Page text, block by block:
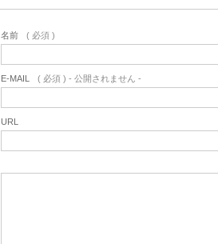
名前 ( 必須 )
E-MAIL ( 必須 ) - 公開されません -
URL